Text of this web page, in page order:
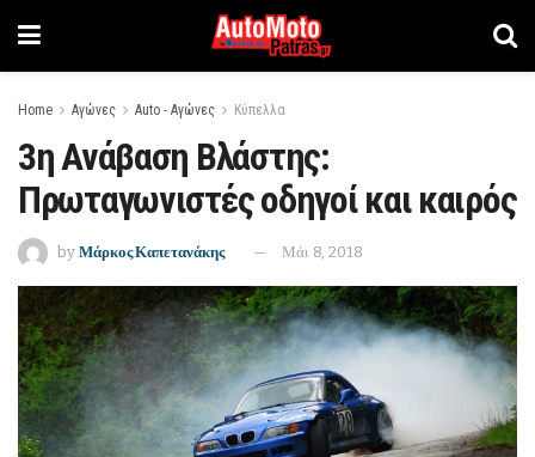
Home Αγώνες Auto - Αγώνες Κύπελλα
3η Ανάβαση Βλάστης:
Πρωταγωνιστές οδηγοί και καιρός
by Μάρκος Καπετανάκης Μάι 8, 2018